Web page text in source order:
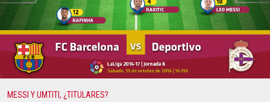
MESSI Y UMTITI, ¿TITULARES?